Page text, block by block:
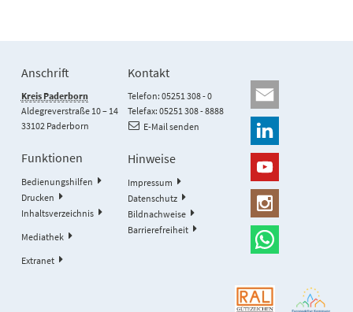
Anschrift
Kreis Paderborn
Aldegreverstraße 10 – 14
33102 Paderborn
Kontakt
Telefon: 05251 308 - 0
Telefax: 05251 308 - 8888
E-Mail senden
Funktionen
Bedienungshilfen
Drucken
Inhaltsverzeichnis
Mediathek
Extranet
Hinweise
Impressum
Datenschutz
Bildnachweise
Barrierefreiheit